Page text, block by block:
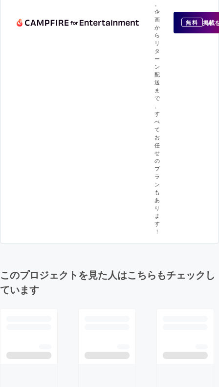
企
画
か
ら
リ
タ
ー
ン
配
送
ま
で
す
べ
て
お
任
せ
の
プ
ラ
ン
も
あ
り
ま
す
！
無料 掲載
このプロジェクトを見た人はこちらもチェックし
ています